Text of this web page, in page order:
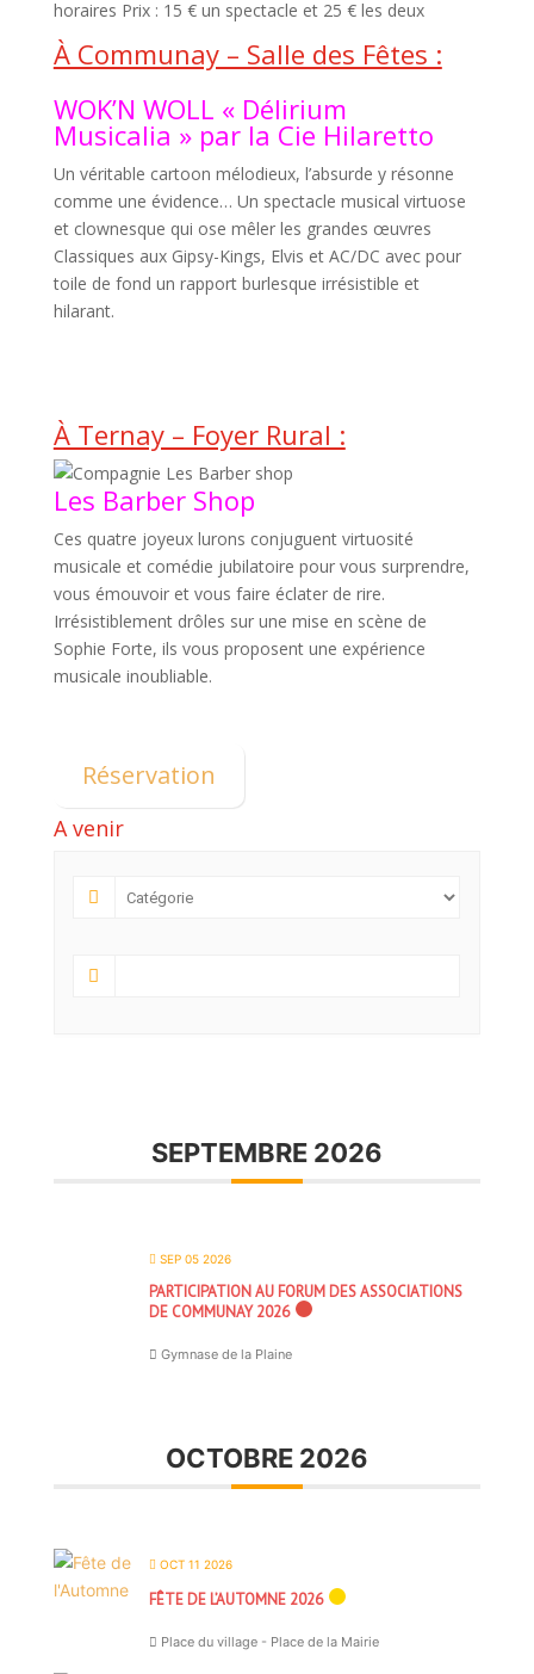
horaires Prix : 15 € un spectacle et 25 € les deux
À Communay – Salle des Fêtes :
WOK’N WOLL « Délirium
Musicalia » par la Cie Hilaretto
Un véritable cartoon mélodieux, l’absurde y résonne
comme une évidence… Un spectacle musical virtuose
et clownesque qui ose mêler les grandes œuvres
Classiques aux Gipsy-Kings, Elvis et AC/DC avec pour
toile de fond un rapport burlesque irrésistible et
hilarant.
À Ternay – Foyer Rural :
Les Barber Shop
Ces quatre joyeux lurons conjuguent virtuosité
musicale et comédie jubilatoire pour vous surprendre,
vous émouvoir et vous faire éclater de rire.
Irrésistiblement drôles sur une mise en scène de
Sophie Forte, ils vous proposent une expérience
musicale inoubliable.
Réservation
A venir
SEPTEMBRE 2026
SEP 05 2026
PARTICIPATION AU FORUM DES ASSOCIATIONS
DE COMMUNAY 2026
Gymnase de la Plaine
OCTOBRE 2026
OCT 11 2026
FÊTE DE L’AUTOMNE 2026
Place du village - Place de la Mairie